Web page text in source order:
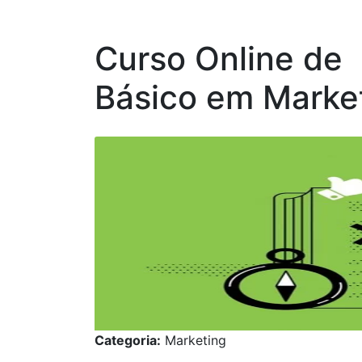
Curso Online de
Básico em
Categoria: Marketing